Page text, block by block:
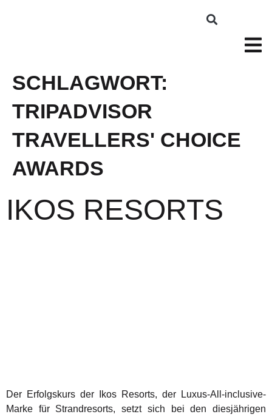
SCHLAGWORT:
TRIPADVISOR
TRAVELLERS' CHOICE
AWARDS
IKOS RESORTS
Der Erfolgskurs der Ikos Resorts, der Luxus-All-inclusive-
Marke für Strandresorts, setzt sich bei den diesjährigen